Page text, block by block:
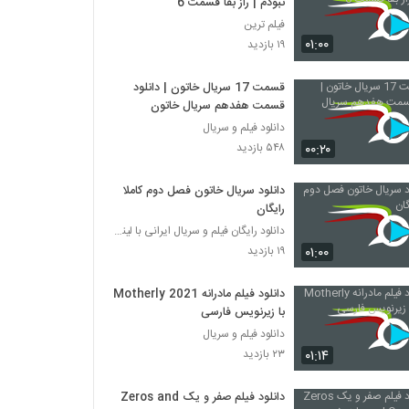
۰۱:۰۰
فیلم ترین
۱۹ بازدید
۰۰:۲۰
قسمت 17 سریال خاتون | دانلود
قسمت هفدهم سریال خاتون
دانلود فیلم و سریال
۵۴۸ بازدید
۰۱:۰۰
دانلود سریال خاتون فصل دوم کاملا
رایگان
دانلود رایگان فیلم و سریال ایرانی با لینک مستقیم
۱۹ بازدید
۰۱:۱۴
دانلود فیلم مادرانه Motherly 2021
با زیرنویس فارسی
دانلود فیلم و سریال
۲۳ بازدید
دانلود فیلم صفر و یک Zeros and